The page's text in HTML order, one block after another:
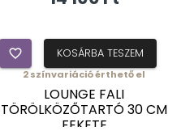
favorite_border KOSÁRBA TESZEM
2színvariáció érthető el
LOUNGE FALI
TÖRÖLKÖZŐTARTÓ 30 CM
FEKETE